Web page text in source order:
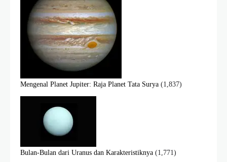
Mengenal Planet Jupiter: Raja Planet Tata Surya (1,837)
Bulan-Bulan dari Uranus dan Karakteristiknya (1,771)